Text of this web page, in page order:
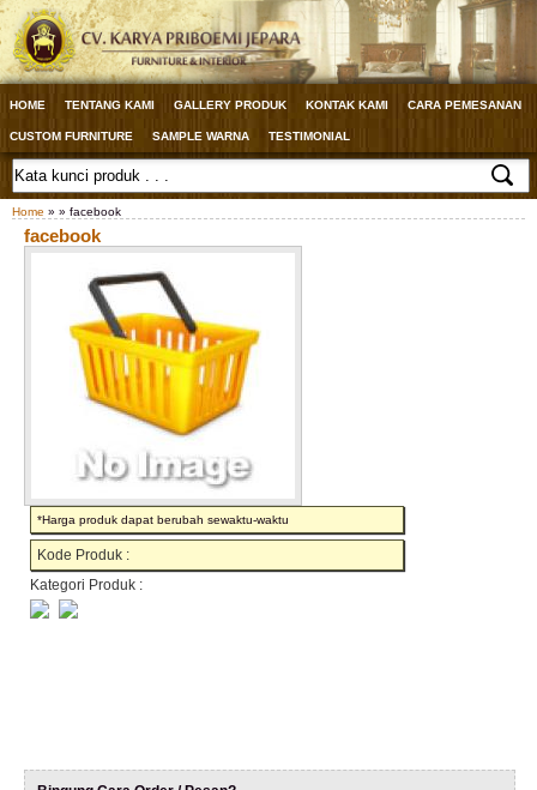
HOME TENTANG KAMI GALLERY PRODUK KONTAK KAMI CARA PEMESANAN
CUSTOM FURNITURE SAMPLE WARNA TESTIMONIAL
Home » » facebook
facebook
*Harga produk dapat berubah sewaktu-waktu
Kode Produk :
Kategori Produk :